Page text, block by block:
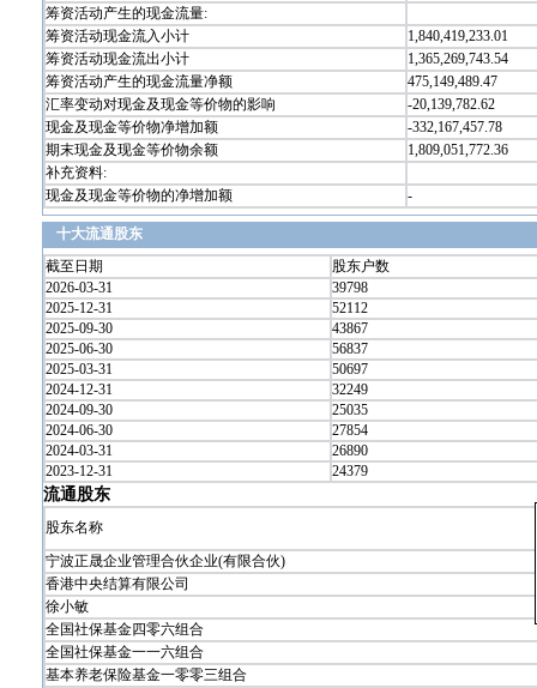
筹资活动产生的现金流量:
筹资活动现金流入小计
1,840,419,233.01
筹资活动现金流出小计
1,365,269,743.54
筹资活动产生的现金流量净额
475,149,489.47
汇率变动对现金及现金等价物的影响
-20,139,782.62
现金及现金等价物净增加额
-332,167,457.78
期末现金及现金等价物余额
1,809,051,772.36
补充资料:
现金及现金等价物的净增加额
-
十大流通股东
截至日期
股东户数
2026-03-31
39798
2025-12-31
52112
2025-09-30
43867
2025-06-30
56837
2025-03-31
50697
2024-12-31
32249
2024-09-30
25035
2024-06-30
27854
2024-03-31
26890
2023-12-31
24379
流通股东
股东名称
宁波正晟企业管理合伙企业(有限合伙)
香港中央结算有限公司
徐小敏
全国社保基金四零六组合
全国社保基金一一六组合
基本养老保险基金一零零三组合